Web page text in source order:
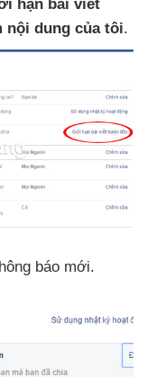
hạn bài viết
nội dung của tôi.
báo mới.